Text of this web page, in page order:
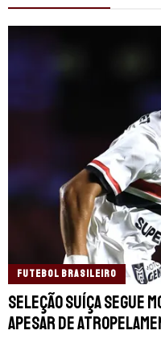
FUTEBOL BRASILEIRO
Seleção Suíça segue
apesar de